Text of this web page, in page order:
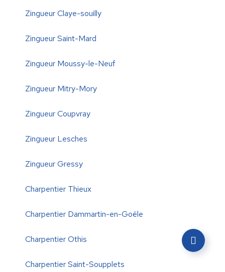
Zingueur Claye-souilly
Zingueur Saint-Mard
Zingueur Moussy-le-Neuf
Zingueur Mitry-Mory
Zingueur Coupvray
Zingueur Lesches
Zingueur Gressy
Charpentier Thieux
Charpentier Dammartin-en-Goële
Charpentier Othis
Charpentier Saint-Soupplets